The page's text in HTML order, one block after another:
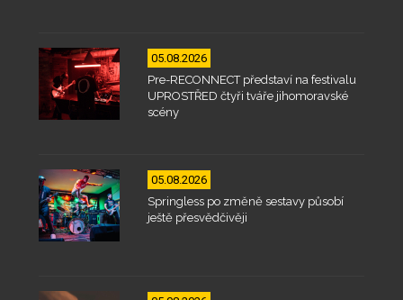
05.08.2026
Pre-RECONNECT představí na festivalu
UPROSTŘED čtyři tváře jihomoravské
scény
05.08.2026
Springless po změně sestavy působí
ještě přesvědčivěji